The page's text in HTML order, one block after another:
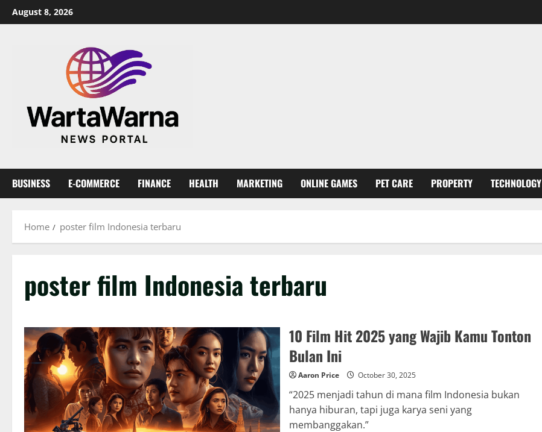
Skip
to
August 8, 2026
BUSINESS E-COMMERCE FINANCE HEALTH MARKETING ONLINE GAMES PET CARE PROPERTY TECHNOLOGY
Home poster film Indonesia terbaru
poster film Indonesia terbaru
10 Film Hit 2025 yang Wajib Kamu Tonton
Bulan Ini
Aaron Price October 30, 2025
“2025 menjadi tahun di mana film Indonesia bukan
hanya hiburan, tapi juga karya seni yang
membanggakan.”